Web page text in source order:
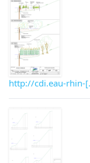
http://cdi.eau-rhin-